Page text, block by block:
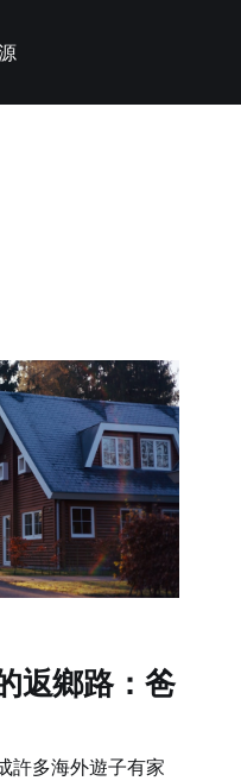
返鄉路：爸
許多海外遊子有家